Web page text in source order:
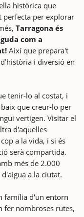
històrica que
perfecta per explorar
Tarragona és
com a
Així que prepara't
i diversió en
tenir-lo al costat, i
que creur-lo per
vertigen. Visitar el
d'aquelles
a la vida, i si és
serà compartida.
més de 2.000
a la ciutat.
família d'un entorn
fer nombroses rutes,